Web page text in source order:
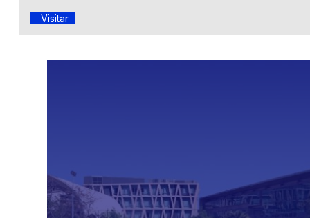
Visitar